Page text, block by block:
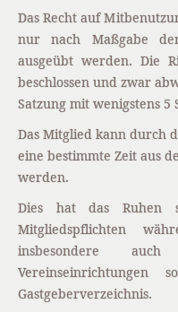
Das Recht auf
nur nach Maßgabe
ausgeübt werden. Die
beschlossen und zwar
Satzung mit wenigstens 5
Das Mitglied kann durch
eine bestimmte Zeit aus
werden.
Dies hat das Ruhen
Mitgliedspflichten
insbesondere
Gastgeberverzeichnis.